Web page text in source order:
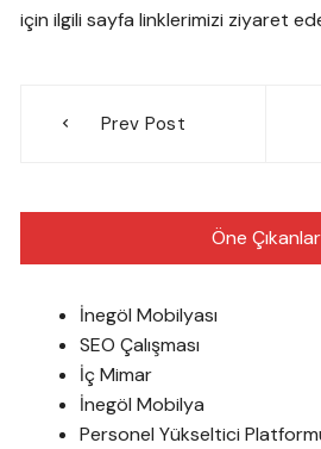
için ilgili sayfa linklerimizi ziyaret
gezinmesi
Prev Post
Öne Çıkanlar
İnegöl Mobilyası
SEO Çalışması
İç Mimar
İnegöl Mobilya
Personel Yükseltici